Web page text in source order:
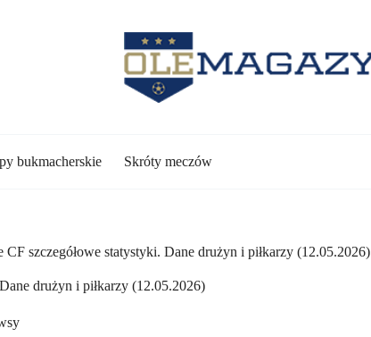
bukmacherskie Skróty meczów
CF szczegółowe statystyki. Dane drużyn i piłkarzy (12.05.2026)
drużyn i piłkarzy (12.05.2026)